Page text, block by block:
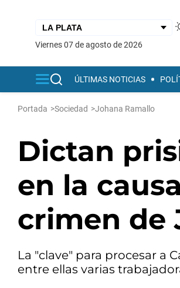
viernes 07 de agosto de 2026
ÚLTIMAS NOTICIAS
Portada >Sociedad >Johana Ramallo
Dictan
en la
crimen de
La "clave" para procesar a
entre ellas varias